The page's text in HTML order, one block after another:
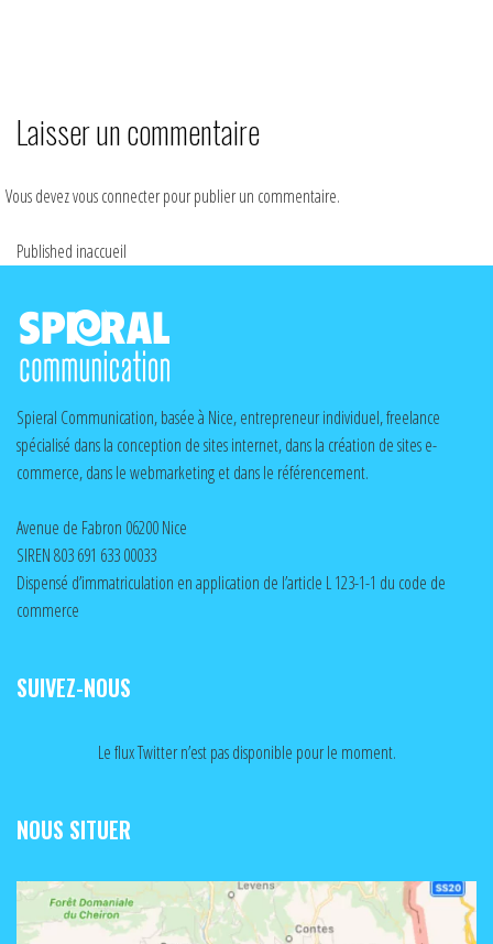
Laisser un commentaire
Vous devezvous connecterpour publier un commentaire.
Published inaccueil
Spieral Communication, basée à Nice, entrepreneur individuel, freelance
spécialisé dans la conception de sites internet, dans la création de sites e-
commerce, dans le webmarketing et dans le référencement.
Avenue de Fabron 06200 Nice
SIREN 803 691 633 00033
Dispensé d’immatriculation en application de l’article L 123-1-1 du code de
commerce
SUIVEZ-NOUS
Le flux Twitter n’est pas disponible pour le moment.
NOUS SITUER